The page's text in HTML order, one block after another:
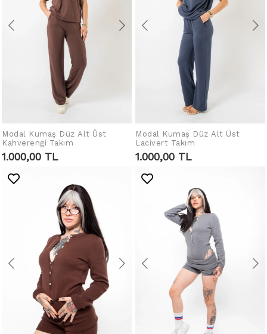
SEPETE EKLE
Modal Kumaş Düz Alt Üst
Kahverengi Takım
1.000,00 TL
SEPETE EKLE
Modal Kumaş Düz Alt Üst
Lacivert Takım
1.000,00 TL